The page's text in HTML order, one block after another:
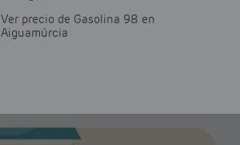
Ver precio de Gasolina 98 en
Aiguamúrcia